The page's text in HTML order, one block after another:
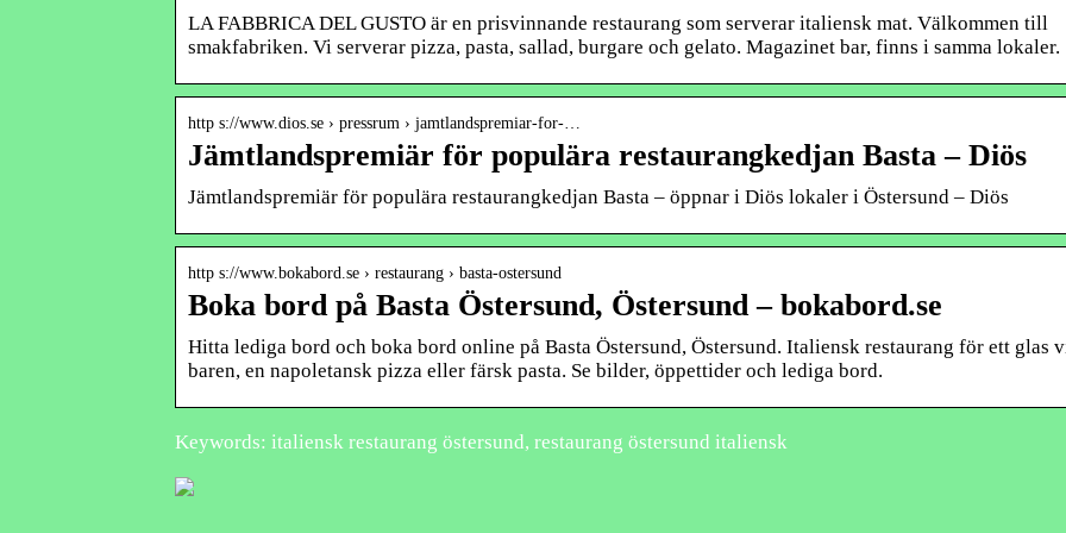
LA FABBRICA DEL GUSTO är en prisvinnande restaurang som serverar italiensk mat. Välkommen till
smakfabriken. Vi serverar pizza, pasta, sallad, burgare och gelato. Magazinet bar, finns i samma lokaler.
http s://www.dios.se › pressrum › jamtlandspremiar-for-…
Jämtlandspremiär för populära restaurangkedjan Basta – Diös
Jämtlandspremiär för populära restaurangkedjan Basta – öppnar i Diös lokaler i Östersund – Diös
http s://www.bokabord.se › restaurang › basta-ostersund
Boka bord på Basta Östersund, Östersund – bokabord.se
Hitta lediga bord och boka bord online på Basta Östersund, Östersund. Italiensk restaurang för ett glas
baren, en napoletansk pizza eller färsk pasta. Se bilder, öppettider och lediga bord.
Keywords: italiensk restaurang östersund, restaurang östersund italiensk